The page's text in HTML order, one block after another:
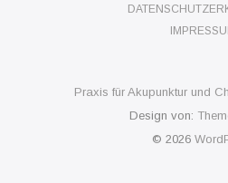
Praxis für Akupunktur und
Design von:
© 2026